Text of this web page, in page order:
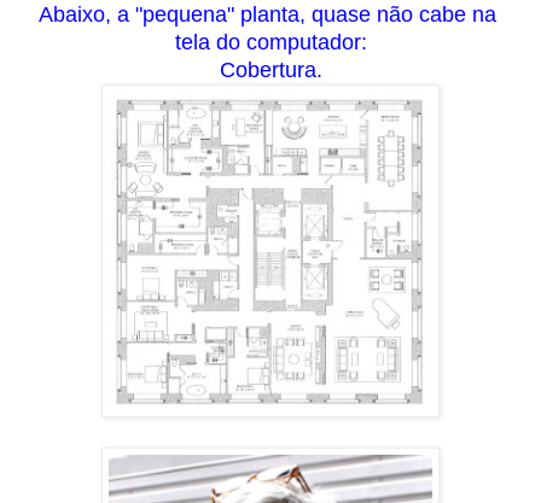
Abaixo, a "pequena" planta, quase não cabe na
tela do computador:
Cobertura.